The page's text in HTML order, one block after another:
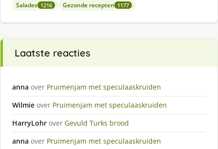
Salades 1216 Gezonde recepten 1177
Laatste reacties
anna over Pruimenjam met speculaaskruiden
Wilmie over Pruimenjam met speculaaskruiden
HarryLohr over Gevuld Turks brood
anna over Pruimenjam met speculaaskruiden